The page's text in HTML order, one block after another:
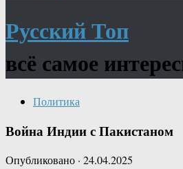
Русский Топ
всё самое
Политика
Война Индии с Пакистаном
Опубликовано · 24.04.2025